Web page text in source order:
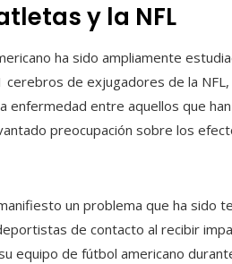
y la NFL
ha sido ampliamente
de exjugadores de la
enfermedad entre aquellos que
preocupación sobre los
un problema que ha sido
de contacto al recibir
equipo de fútbol americano